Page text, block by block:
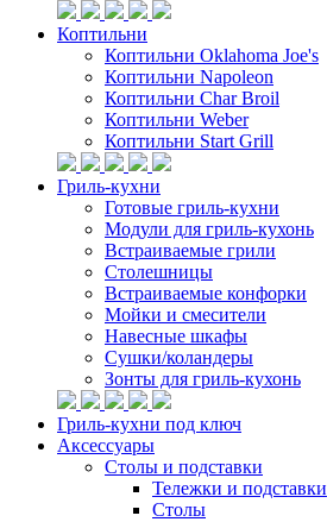
Коптильни
Коптильни Oklahoma Joe's
Коптильни Napoleon
Коптильни Char Broil
Коптильни Weber
Коптильни Start Grill
Гриль-кухни
Готовые гриль-кухни
Модули для гриль-кухонь
Встраиваемые грили
Столешницы
Встраиваемые конфорки
Мойки и смесители
Навесные шкафы
Сушки/коландеры
Зонты для гриль-кухонь
Гриль-кухни под ключ
Аксессуары
Столы и подставки
Тележки и подставки
Столы